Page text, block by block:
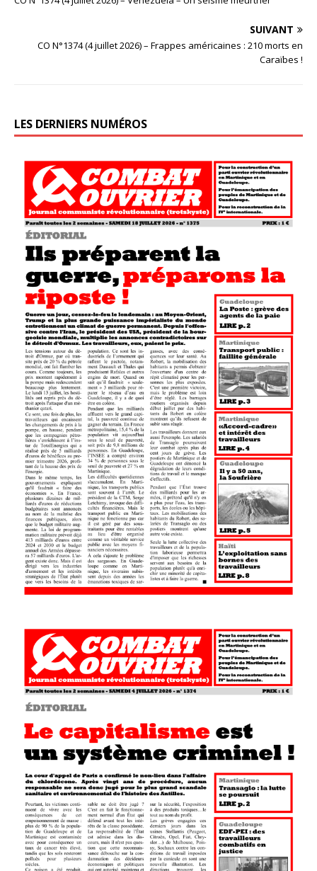
SUIVANT
CO N°1374 (4 juillet 2026) – Frappes américaines : 210 morts en
Caraïbes !
LES DERNIERS NUMÉROS